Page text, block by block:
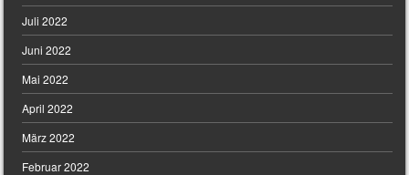
Juli 2022
Juni 2022
Mai 2022
April 2022
März 2022
Februar 2022